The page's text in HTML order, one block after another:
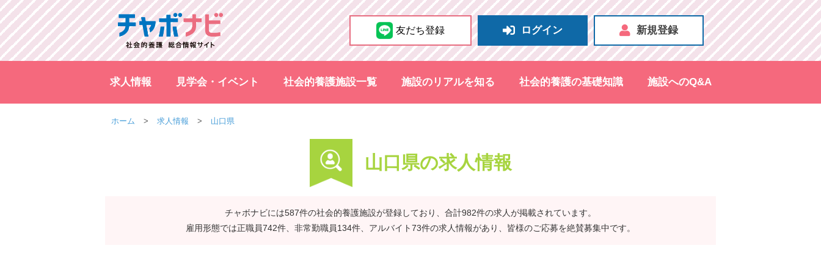
友だち登録 ログイン 新規登録
求人情報 見学会・イベント 社会的養護施設一覧 施設のリアルを知る 社会的養護の基礎知識 施設へのQ&A
ホーム 求人情報 山口県
山口県の求人情報
チャボナビには587件の社会的養護施設が登録しており、合計982件の求人が掲載されています。
雇用形態では正職員742件、非常勤職員134件、アルバイト73件の求人情報があり、皆様のご応募を絶賛募集中です。